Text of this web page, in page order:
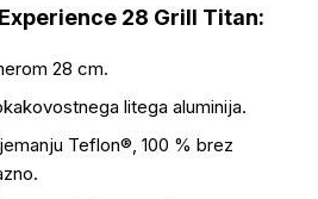
28 Grill Titan:
28 cm.
litega aluminija.
Teflon®, 100 % brez